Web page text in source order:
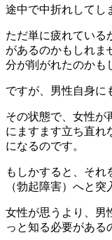
途中で中折れしてし
ただ単に疲れている
があるのかもしれま
分が削がれたのかも
ですが、男性自身に
その状態で、女性が
にますます立ち直れ
になるのです。
もしかすると、それ
（勃起障害）へと突
女性が思うより、男
っと知る必要がある